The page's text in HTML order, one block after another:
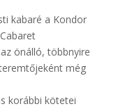
kabaré a Kondor
önálló, többnyire
még
korábbi kötetei